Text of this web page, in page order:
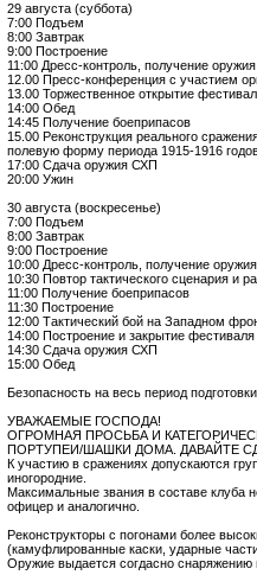
29 августа (суббота)
7:00 Подъем
8:00 Завтрак
9:00 Построение
11:00 Дресс-контроль, получение
12.00 Пресс-конференция с участием
13.00 Торжественное открытие
14:00 Обед
14:45 Получение боеприпасов
15.00 Реконструкция реального
полевую форму периода 1915-1916
17:00 Сдача оружия СХП
20:00 Ужин
30 августа (воскресенье)
7:00 Подъем
8:00 Завтрак
9:00 Построение
10:00 Дресс-контроль, получение
10:30 Повтор тактического сценария и
11:00 Получение боеприпасов
11:30 Построение
12:00 Тактический бой на Западном
14:00 Построение и закрытие фестиваля
14:30 Сдача оружия СХП
15:00 Обед
Безопасность на весь период
УВАЖАЕМЫЕ ГОСПОДА!
ОГРОМНАЯ ПРОСЬБА И
ПОРТУПЕИ/ШАШКИ ДОМА. ДАВАЙТЕ
К участию в сражениях допускаются
иногородние.
Максимальные звания в составе клуба
офицер и аналогично.
Реконструкторы с погонами более
(камуфлированные каски, ударные
Оружие выдается согдасно